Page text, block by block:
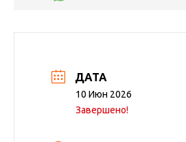
ДАТА
10 Июн 2026
Завершено!